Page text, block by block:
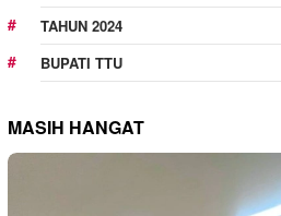
TAHUN 2024
BUPATI TTU
MASIH HANGAT